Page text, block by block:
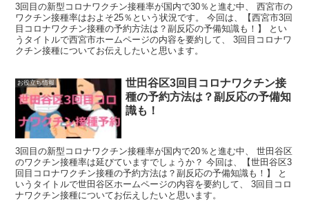
3回目の新型コロナワクチン接種率が国内で30％と進む中、 西宮市の
ワクチン接種率はおよそ25％という状況です。 今回は、【西宮市3回
目コロナワクチン接種の予約方法は？副反応の予備知識も！】 とい
うタイトルで西宮市ホームページの内容を要約して、 3回目コロナワ
クチン接種についてお伝えしたいと思います。
お役立ち情報
世田谷区3回目コロナワクチン接
種の予約方法は？副反応の予備知
識も！
3回目の新型コロナワクチン接種率が国内で20％と進む中、 世田谷区
のワクチン接種率は延びていますでしょうか？ 今回は、【世田谷区3
回目コロナワクチン接種の予約方法は？副反応の予備知識も！】 と
いうタイトルで世田谷区ホームページの内容を要約して、 3回目コロ
ナワクチン接種についてお伝えしたいと思います。